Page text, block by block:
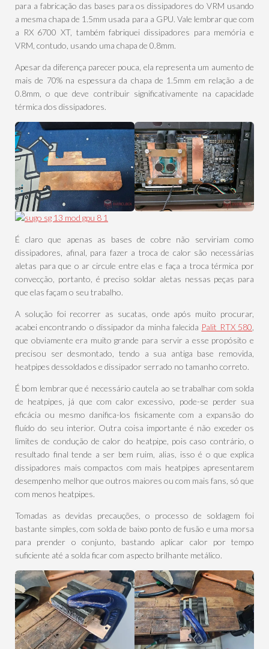
para a fabricação das bases para os dissipadores do VRM usando
a mesma chapa de 1.5mm usada para a GPU. Vale lembrar que com
a RX 6700 XT, também fabriquei dissipadores para memória e
VRM, contudo, usando uma chapa de 0.8mm.
Apesar da diferença parecer pouca, ela representa um aumento de
mais de 70% na espessura da chapa de 1.5mm em relação a de
0.8mm, o que deve contribuir significativamente na capacidade
térmica dos dissipadores.
É claro que apenas as bases de cobre não serviriam como
dissipadores, afinal, para fazer a troca de calor são necessárias
aletas para que o ar circule entre elas e faça a troca térmica por
convecção, portanto, é preciso soldar aletas nessas peças para
que elas façam o seu trabalho.
A solução foi recorrer as sucatas, onde após muito procurar,
acabei encontrando o dissipador da minha falecida Palit RTX 580,
que obviamente era muito grande para servir a esse propósito e
precisou ser desmontado, tendo a sua antiga base removida,
heatpipes dessoldados e dissipador serrado no tamanho correto.
É bom lembrar que é necessário cautela ao se trabalhar com solda
de heatpipes, já que com calor excessivo, pode-se perder sua
eficácia ou mesmo danifica-los fisicamente com a expansão do
fluído do seu interior. Outra coisa importante é não exceder os
limites de condução de calor do heatpipe, pois caso contrário, o
resultado final tende a ser bem ruim, alias, isso é o que explica
dissipadores mais compactos com mais heatpipes apresentarem
desempenho melhor que outros maiores ou com mais fans, só que
com menos heatpipes.
Tomadas as devidas precauções, o processo de soldagem foi
bastante simples, com solda de baixo ponto de fusão e uma morsa
para prender o conjunto, bastando aplicar calor por tempo
suficiente até a solda ficar com aspecto brilhante metálico.